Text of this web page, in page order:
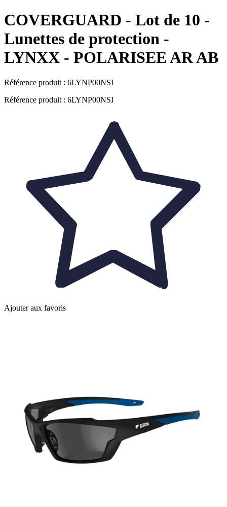
COVERGUARD - Lot de 10 -
Lunettes de protection -
LYNXX - POLARISEE AR AB
Référence produit : 6LYNP00NSI
Référence produit : 6LYNP00NSI
Ajouter aux favoris